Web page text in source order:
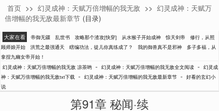
凉茶哟
首页 >> 幻灵成神：天赋万倍增幅的我无敌 >> 幻灵成神：天赋万
倍增幅的我无敌最新章节 (目录)
大家在看 帝御无疆 乱世书 攻略那个渣攻[快穿] 从水猴子开始成神 惊天剑帝
修行，从照
顾师娘开始
洪荒之最强通天 瞎编功法，徒儿你真练成了？ 我的御兽真不是邪神
多子多福，从
拿捏九幽女帝开始！
幻灵成神：天赋万倍增幅的我无敌 凉茶哟 - 幻灵成神：天赋万倍增幅的我无敌全文阅读 - 幻灵成
神：天赋万倍增幅的我无敌txt下载 - 幻灵成神：天赋万倍增幅的我无敌最新章节 - 好看的玄幻小
说
第91章 秘闻·续